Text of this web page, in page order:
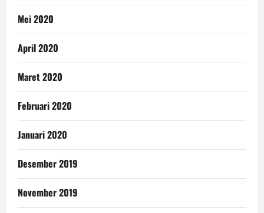
Mei 2020
April 2020
Maret 2020
Februari 2020
Januari 2020
Desember 2019
November 2019